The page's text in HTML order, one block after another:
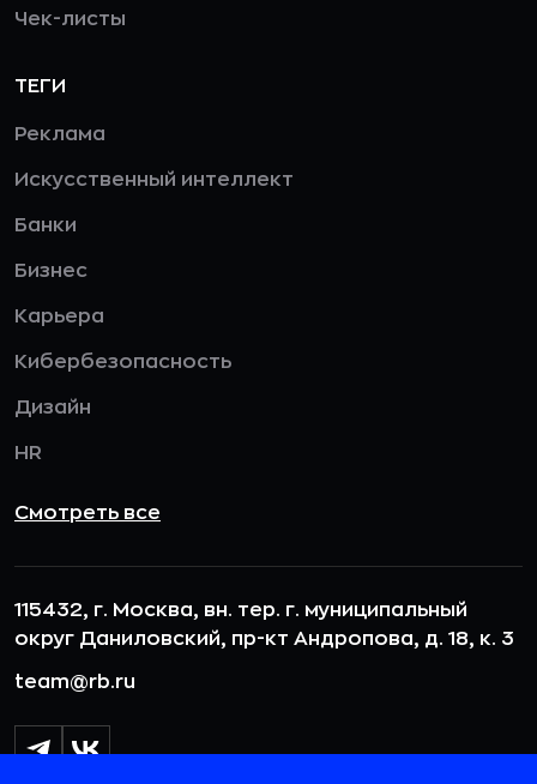
Чек-листы
ТЕГИ
Реклама
Искусственный интеллект
Банки
Бизнес
Карьера
Кибербезопасность
Дизайн
HR
Смотреть все
115432, г. Москва, вн. тер. г. муниципальный
округ Даниловский, пр-кт Андропова, д. 18, к. 3
team@rb.ru